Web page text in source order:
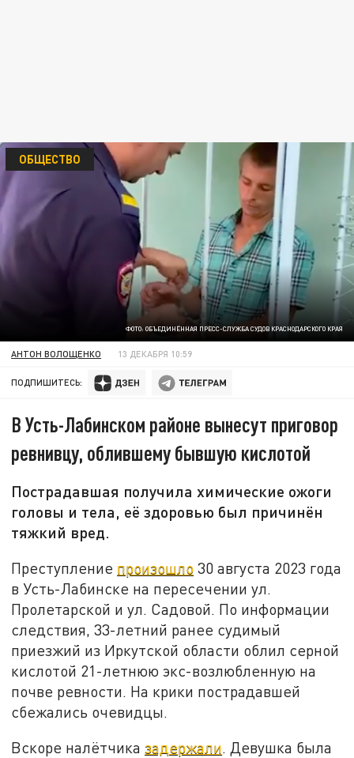
ФОТО: ОБЪЕДИНЁННАЯ ПРЕСС-СЛУЖБА СУДОВ КРАСНОДАРСКОГО КРАЯ
ОБЩЕСТВО
АНТОН ВОЛОЩЕНКО 13 ДЕКАБРЯ 10:59
ПОДПИШИТЕСЬ:
В Усть-Лабинском районе вынесут приговор
ревнивцу, облившему бывшую кислотой
Пострадавшая получила химические ожоги
головы и тела, её здоровью был причинён
тяжкий вред.
Преступление произошло 30 августа 2023 года
в Усть-Лабинске на пересечении ул.
Пролетарской и ул. Садовой. По информации
следствия, 33-летний ранее судимый
приезжий из Иркутской области облил серной
кислотой 21-летнюю экс-возлюбленную на
почве ревности. На крики пострадавшей
сбежались очевидцы.
Вскоре налётчиказадержали. Девушка была